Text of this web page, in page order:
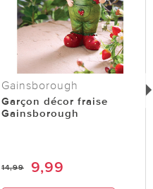
Gainsborough
Garçon décor fraise
Gainsborough
14,99 9,99